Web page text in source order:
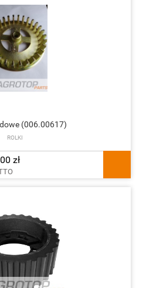
(006.00617)
ROLKI
zł